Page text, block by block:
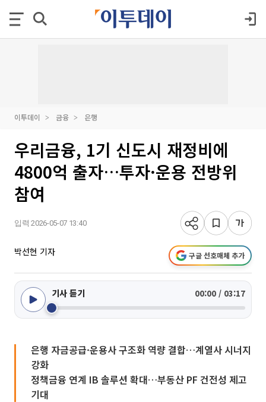
이투데이 금융 은행
우리금융, 1기 신도시 재정비에
4800억 출자…투자·운용 전방위
참여
입력 2026-05-07 13:40
박선현 기자 구글 선호매체 추가
기사 듣기 00:00 / 03:17
은행 자금공급·운용사 구조화 역량 결합…계열사 시너지
강화
정책금융 연계 IB 솔루션 확대…부동산 PF 건전성 제고
기대